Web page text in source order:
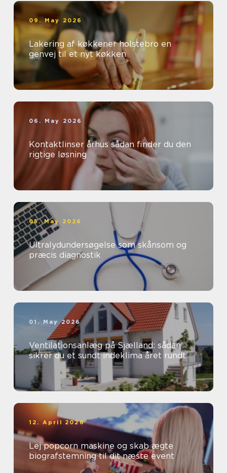
09. May 2026
Lakering af køkkener holstebro en
genvej til et nyt køkken
06. May 2026
Kontaktlinser århus sådan finder du den
rigtige løsning
05. May 2026
Ultralydundersøgelse som skånsom og
præcis diagnostik
01. May 2026
Ventilationsanlæg på Sjælland: sådan
sikrer du et sundt indeklima året rundt
12. April 2026
Lej popcorn maskine og skab ægte
biografstemning til dit næste event